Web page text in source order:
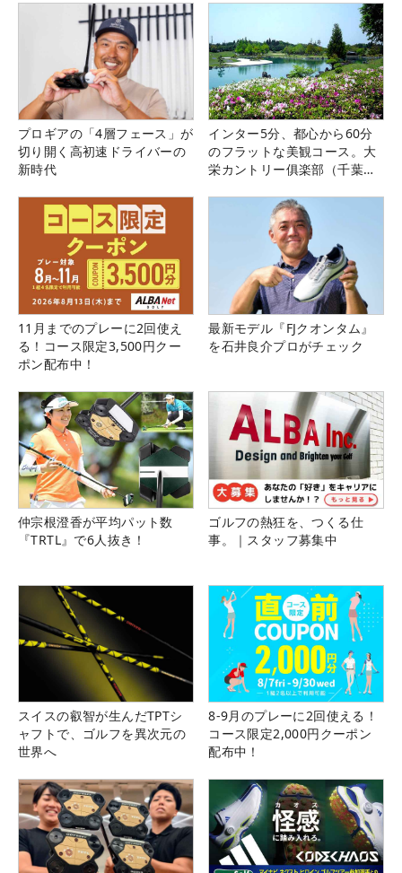
プロギアの「4層フェース」が
切り開く高初速ドライバーの
新時代
インター5分、都心から60分
のフラットな美観コース。大
栄カントリー俱楽部（千葉
11月までのプレーに2回使え
る！コース限定3,500円クー
ポン配布中！
最新モデル『FJクオンタム』
を石井良介プロがチェック
仲宗根澄香が平均パット数
『TRTL』で6人抜き！
ゴルフの熱狂を、つくる仕
事。｜スタッフ募集中
スイスの叡智が生んだTPTシ
ャフトで、ゴルフを異次元の
世界へ
8-9月のプレーに2回使える！
コース限定2,000円クーポン
配布中！